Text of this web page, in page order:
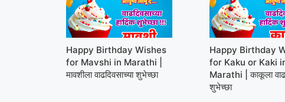
Happy Birthday Wishes
for Mavshi in Marathi |
मावशीला वाढदिवसाच्या शुभेच्छा
Happy Birthday
for Kaku or Kaki
Marathi | काकूला
शुभेच्छा